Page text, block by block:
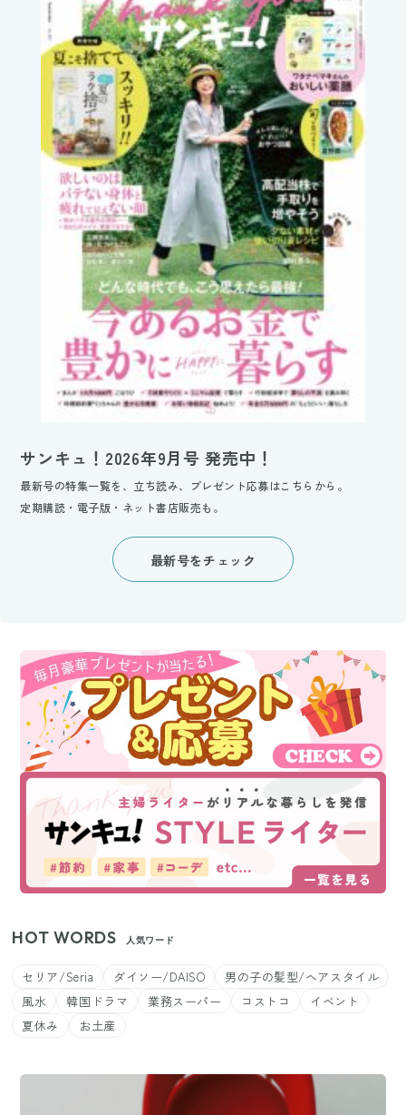
サンキュ！2026年9月号 発売中！
最新号の特集一覧を、立ち読み、プレゼント応募はこちらから。
定期購読・電子版・ネット書店販売も。
最新号をチェック
HOT WORDS 人気ワード
セリア/Seria ダイソー/DAISO
男の子の髪型/ヘアスタイル
風水
韓国ドラマ 業務スーパー コストコ
イベント
夏休み
お土産